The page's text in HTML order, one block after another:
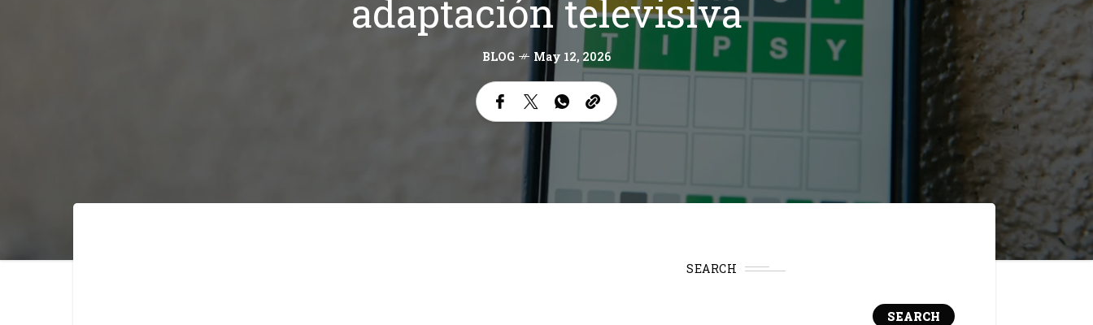
adaptación televisiva
BLOG May 12, 2026
SEARCH
SEARCH